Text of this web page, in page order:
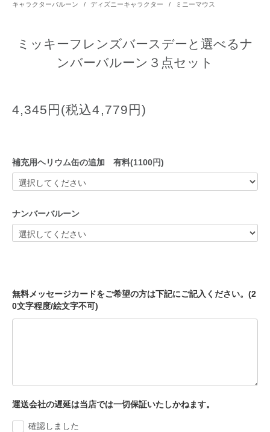
キャラクターバルーン / ディズニーキャラクター / ミニーマウス
ミッキーフレンズバースデーと選べるナ
ンバーバルーン３点セット
4,345円(税込4,779円)
補充用ヘリウム缶の追加 有料(1100円)
ナンバーバルーン
無料メッセージカードをご希望の方は下記にご記入ください。(2
0文字程度/絵文字不可)
運送会社の遅延は当店では一切保証いたしかねます。
確認しました